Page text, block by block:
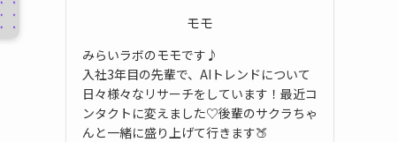
モモ
みらいラボのモモです♪
入社3年目の先輩で、AIトレンドについて
日々様々なリサーチをしています！最近コ
ンタクトに変えました♡後輩のサクラちゃ
んと一緒に盛り上げて行きます🍑